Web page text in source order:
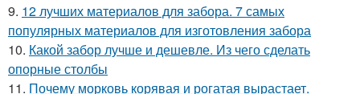
9. 12 лучших материалов для забора. 7 самых
популярных материалов для изготовления забора
10. Какой забор лучше и дешевле. Из чего сделать
опорные столбы
11. Почему морковь корявая и рогатая вырастает.